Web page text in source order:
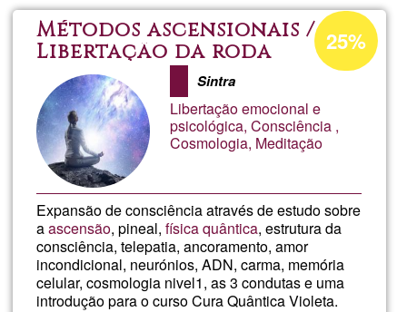
Métodos ascensionais /
Libertação da roda
encarnacional /
Evacuação planetária
Sintra
Libertação emocional e
psicológica, Consciência ,
Cosmologia, Meditação
Expansão de consciência através de estudo sobre
aascensão, pineal,física quântica, estrutura da
consciência, telepatia, ancoramento, amor
incondicional, neurónios, ADN, carma, memória
celular, cosmologia nivel1, as 3 condutas e uma
introdução para o curso Cura Quântica Violeta.
Porcentaje
de
aceptación
G1
25%